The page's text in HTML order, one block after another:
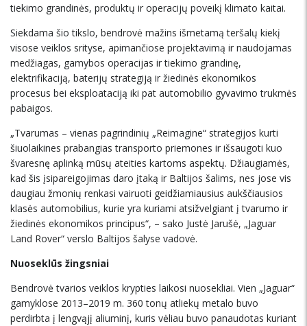
tiekimo grandinės, produktų ir operacijų poveikį klimato kaitai.
Siekdama šio tikslo, bendrovė mažins išmetamą teršalų kiekį
visose veiklos srityse, apimančiose projektavimą ir naudojamas
medžiagas, gamybos operacijas ir tiekimo grandinę,
elektrifikaciją, baterijų strategiją ir žiedinės ekonomikos
procesus bei eksploataciją iki pat automobilio gyvavimo trukmės
pabaigos.
„Tvarumas – vienas pagrindinių „Reimagine“ strategijos kurti
šiuolaikines prabangias transporto priemones ir išsaugoti kuo
švaresnę aplinką mūsų ateities kartoms aspektų. Džiaugiamės,
kad šis įsipareigojimas daro įtaką ir Baltijos šalims, nes jose vis
daugiau žmonių renkasi vairuoti geidžiamiausius aukščiausios
klasės automobilius, kurie yra kuriami atsižvelgiant į tvarumo ir
žiedinės ekonomikos principus“, – sako Justė Jarušė, „Jaguar
Land Rover“ verslo Baltijos šalyse vadovė.
Nuoseklūs žingsniai
Bendrovė tvarios veiklos krypties laikosi nuosekliai. Vien „Jaguar“
gamyklose 2013–2019 m. 360 tonų atliekų metalo buvo
perdirbta į lengvąjį aliuminį, kuris vėliau buvo panaudotas kuriant